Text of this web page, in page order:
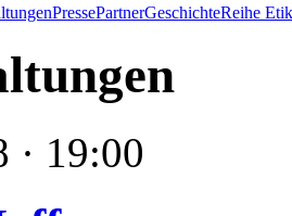
PressePartnerGeschichteReihe
· 19:00